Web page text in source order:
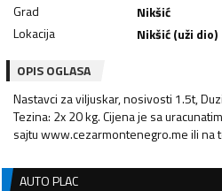
Grad
Nikšić
Lokacija
Nikšić (uži dio)
OPIS OGLASA
Nastavci za viljuskar, nosivosti 1.5t,
Tezina: 2x 20 kg. Cijena je sa
sajtu www.cezarmontenegro.me ili na
AUTO PLAC